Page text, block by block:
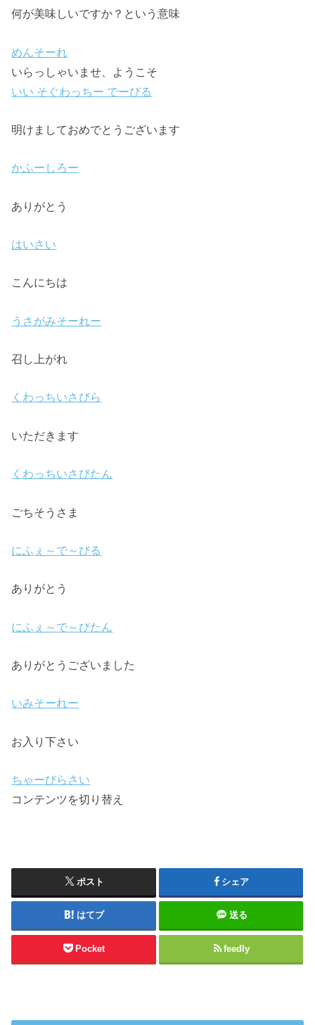
何が美味しいですか？という意味
めんそーれ
いらっしゃいませ、ようこそ
いい そぐわっちー でーびる
明けましておめでとうございます
かふーしろー
ありがとう
はいさい
こんにちは
うさがみそーれー
召し上がれ
くわっちいさびら
いただきます
くわっちいさびたん
ごちそうさま
にふぇ～で～びる
ありがとう
にふぇ～で～びたん
ありがとうございました
いみそーれー
お入り下さい
ちゃーびらさい
コンテンツを切り替え
ポスト シェア
はてブ 送る
Pocket feedly